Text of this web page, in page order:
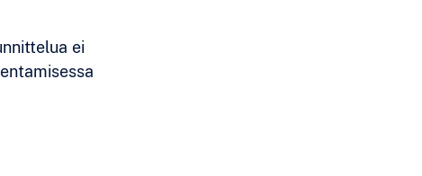
ei